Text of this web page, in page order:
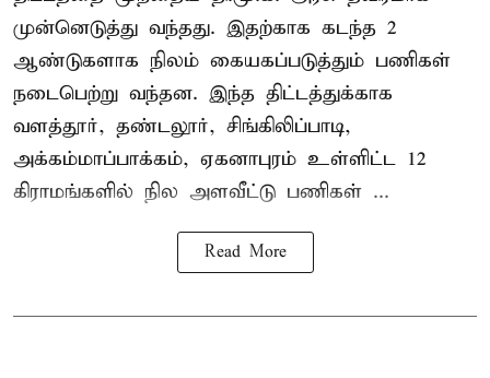
முன்னெடுத்து வந்தது. இதற்காக கடந்த 2
ஆண்டுகளாக நிலம் கையகப்படுத்தும் பணிகள்
நடைபெற்று வந்தன. இந்த திட்டத்துக்காக
வளத்தூர், தண்டலூர், சிங்கிலிப்பாடி,
அக்கம்மாப்பாக்கம், ஏகனாபுரம் உள்ளிட்ட 12
கிராமங்களில் நில அளவீட்டு பணிகள் ...
Read More